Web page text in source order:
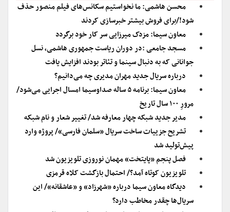
محسن هاشمی: ما نخواستیم سکانس‌های فیلم منصور حذف
شود!/برای فروش بیشتر خبرسازی کردند
معاون سیما: مزدک میرزایی سر کار خود برگردد
مسجد جامعی :در دوران ریاست جمهوری هاشمی، نسل
جوانانی که به دنبال سینما و تئاتر بودند افزایش یافت
درباره سریال جدید مهران مدیری چه می‌دانیم؟
معاون سیما: برنامه ۵ ساله صداوسیما امسال اجرایی می‌شود/
مرورِ ۱۰۰ سال تاریخ
مدیر جدید شبکه چهار معارفه شد/ تغییر شعار و نام شبکه
تشریح جزییات ساخت سریال «سلمان فارسی»/ پروژه وارد
پیش‌تولید شد
فصل پنجم «پایتخت» مهمان نوروزی تلویزیون شد
تلویزیون کوتاه آمد؟/ احتمال بازگشت کلاه قرمزی
دیدگاه معاون سیما درباره‌ «شهرزاد» و «عاشقانه»/ این
سریال‌ها چقدر مخاطب دارد؟